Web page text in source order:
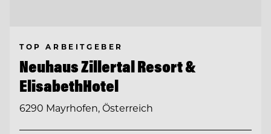
TOP ARBEITGEBER
Neuhaus Zillertal Resort &
ElisabethHotel
6290 Mayrhofen, Österreich